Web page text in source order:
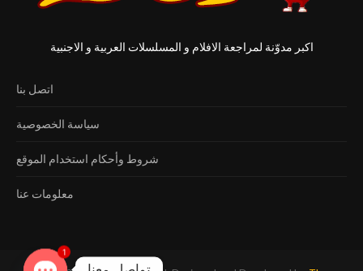
اكبر مدوّنة لمراجعة الافلام و المسلسلات العربية و الاجنبية
اتصل بنا
سياسة الخصوصية
شروط وأحكام استخدام الموقع
معلومات عنا